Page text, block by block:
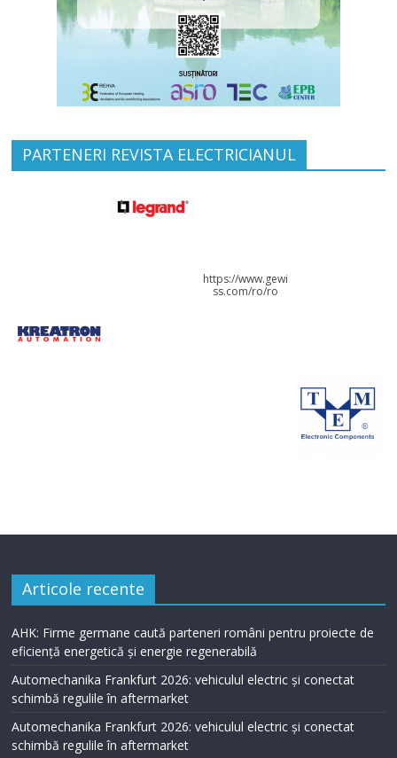
PARTENERI REVISTA ELECTRICIANUL
https://www.gewi
ss.com/ro/ro
Articole recente
AHK: Firme germane caută parteneri români pentru proiecte de
eficiență energetică și energie regenerabilă
Automechanika Frankfurt 2026: vehiculul electric și conectat
schimbă regulile în aftermarket
Automechanika Frankfurt 2026: vehiculul electric și conectat
schimbă regulile în aftermarket